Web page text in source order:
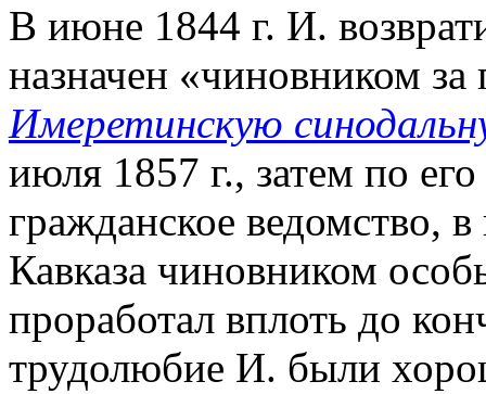
В июне 1844 г. И.
назначен «чиновником
Имеретинскую
июля 1857 г., затем по
гражданское ведомство,
Кавказа чиновником
проработал вплоть до
трудолюбие И. были